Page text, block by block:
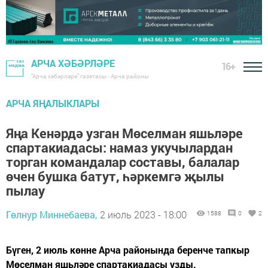
АРЧА ХӘБӘРЛӘРЕ
"Арча хәбәрләре" газетасы - Арча районы
16+
АРЧА ЯҢАЛЫКЛАРЫ
Яңа Кенәрдә узган Мөселман яшьләре
спартакиадасы: намаз укучылардан
торган командалар составы, балалар
өчен бушка батут, һәркемгә җылы
пылау
Гөлнур Миннебаева, 2 июль 2023 - 18:00 1588 0 2
Бүген, 2 июль көнне Арча районында беренче тапкыр
Мөселман яшьләре спартакиадасы узды.